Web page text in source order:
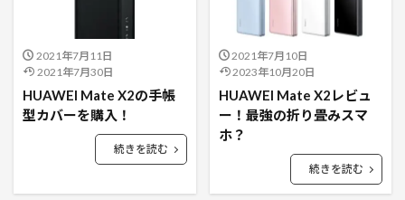
2021年7月11日
2021年7月30日
HUAWEI Mate X2の手帳
型カバーを購入！
続きを読む
2021年7月10日
2023年10月20日
HUAWEI Mate X2レビュ
ー！最強の折り畳みスマ
ホ？
続きを読む